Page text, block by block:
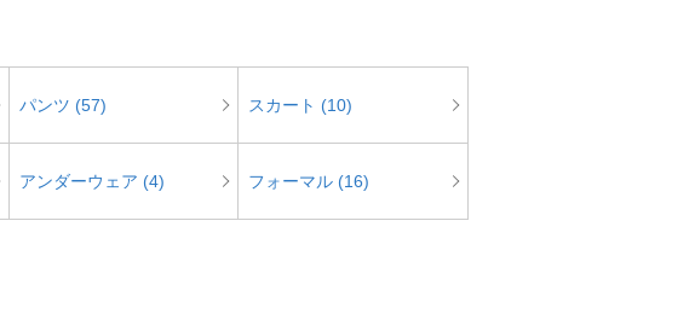
パンツ (57) スカート (10)
アンダーウェア (4) フォーマル (16)